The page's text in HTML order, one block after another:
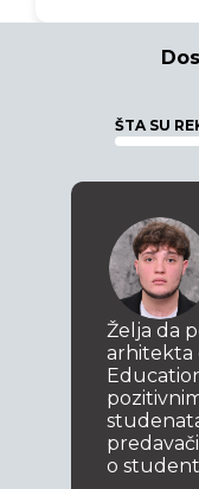
ŠTA SU
Želja da
arhitekta
o